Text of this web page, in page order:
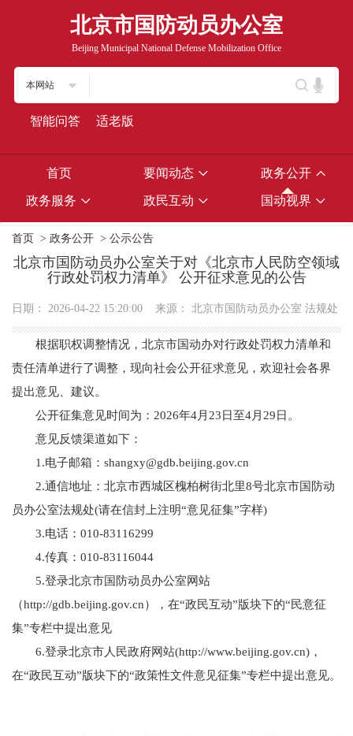
北京市国防动员办公室
Beijing Municipal National Defense Mobilization Office
本网站
智能问答 适老版
首页 要闻动态 政务公开
政务服务 政民互动 国动视界
首页 > 政务公开 > 公示公告
北京市国防动员办公室关于对《北京市人民防空领域
行政处罚权力清单》 公开征求意见的公告
日期： 2026-04-22 15:20:00 来源： 北京市国防动员办公室 法规处‌
根据职权调整情况，北京市国动办对行政处罚权力清单和
责任清单进行了调整，现向社会公开征求意见，欢迎社会各界
提出意见、建议。
公开征集意见时间为：2026年4月23日至4月29日。
意见反馈渠道如下：
1.电子邮箱：shangxy@gdb.beijing.gov.cn
2.通信地址：北京市西城区槐柏树街北里8号北京市国防动
员办公室法规处(请在信封上注明“意见征集”字样)
3.电话：010-83116299
4.传真：010-83116044
5.登录北京市国防动员办公室网站
（http://gdb.beijing.gov.cn），在“政民互动”版块下的“民意征
集”专栏中提出意见
6.登录北京市人民政府网站(http://www.beijing.gov.cn)，
在“政民互动”版块下的“政策性文件意见征集”专栏中提出意见。